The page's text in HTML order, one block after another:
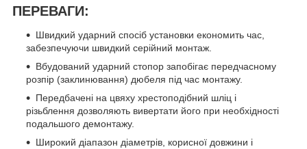
ПЕРЕВАГИ:
Швидкий ударний спосіб установки економить час,
забезпечуючи швидкий серійний монтаж.
Вбудований ударний стопор запобігає передчасному
розпір (заклинювання) дюбеля під час монтажу.
Передбачені на цвяху хрестоподібний шліц і
різьблення дозволяють вивертати його при необхідності
подальшого демонтажу.
Широкий діапазон діаметрів, корисної довжини і